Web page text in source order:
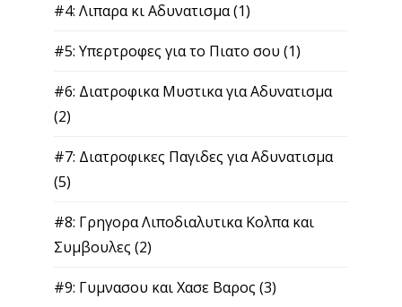
#4: Λιπαρα κι Αδυνατισμα(1)
#5: Υπερτροφες για το Πιατο σου (1)
#6: Διατροφικα Μυστικα για Αδυνατισμα
(2)
#7: Διατροφικες Παγιδες για Αδυνατισμα
(5)
#8: Γρηγορα Λιποδιαλυτικα Κολπα και
Συμβουλες (2)
#9: Γυμνασου και Χασε Βαρος (3)